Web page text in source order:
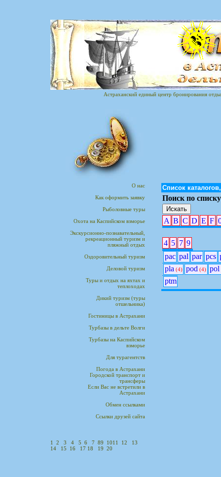
Астраханский единый центр бронирования
О нас
Как оформить заявку
Рыболовные туры
Охота на Каспийском взморье
Экскурсионно-познавательный,
рекреационный туризм и
пляжный отдых
Оздоровительный туризм
Деловой туризм
Туры и отдых на яхтах и
теплоходах
Дикий туризм (туры
отшельника)
Гостиницы в Астрахани
Турбазы в дельте Волги
Турбазы на Каспийском
взморье
Для турагентств
Погода в Астрахани
Городской транспорт и
трансферы
Если Вас не встретили в
Астрахани
Обмен ссылками
Ссылки друзей сайта
Список
Поиск по
A B C D E F
4 5 7 9
pac pal par pcs
pla (4) pod (4) pol
ptm
1 2 3 4 5 6 7 89 1011 12
13
14
15 16 17 18 19 20